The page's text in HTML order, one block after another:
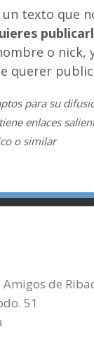
texto que
o
querer
para su
enlaces
o similar
de
51